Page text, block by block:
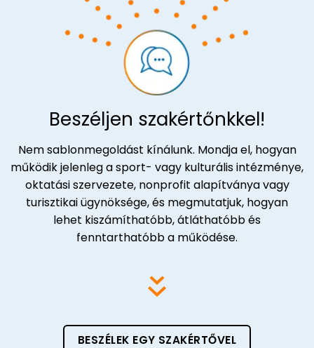
Beszéljen szakértőnkkel!
Nem sablonmegoldást kínálunk. Mondja el, hogyan
működik jelenleg a sport- vagy kulturális intézménye,
oktatási szervezete, nonprofit alapítványa vagy
turisztikai ügynöksége, és megmutatjuk, hogyan
lehet kiszámíthatóbb, átláthatóbb és
fenntarthatóbb a működése.
BESZÉLEK EGY SZAKÉRTŐVEL